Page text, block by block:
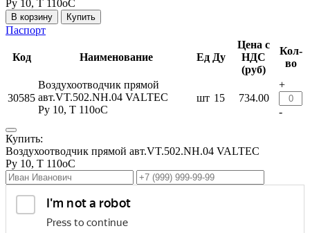
Купить
Паспорт
Код Наименование Ед Ду
Цена с
НДС
(руб)
Кол-
во
30585
Воздухоотводчик прямой
авт.VT.502.NH.04 VALTEC
Ру 10, T 110оС
шт 15 734.00
+
-
Купить:
Воздухоотводчик прямой авт.VT.502.NH.04 VALTEC
Ру 10, T 110оС